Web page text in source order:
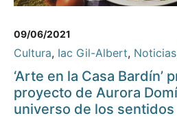
09/06/2021
Cultura, Iac Gil-Albert, Noticias
‘Arte en la Casa Bardín’
proyecto de Aurora
universo de los sentidos